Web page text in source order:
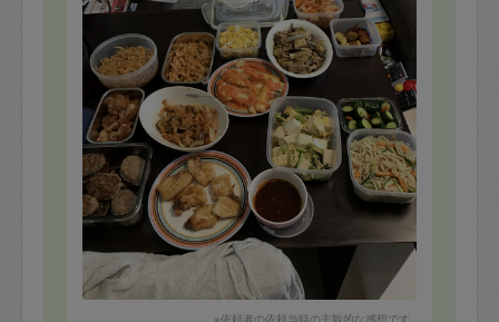
※依頼者の依頼当時の主観的な感想です。